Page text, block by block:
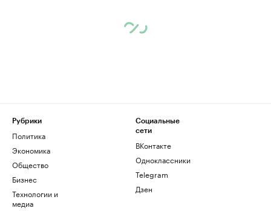
Рубрики
Политика
Экономика
Общество
Бизнес
Технологии и
медиа
Социальные
сети
ВКонтакте
Одноклассники
Telegram
Дзен